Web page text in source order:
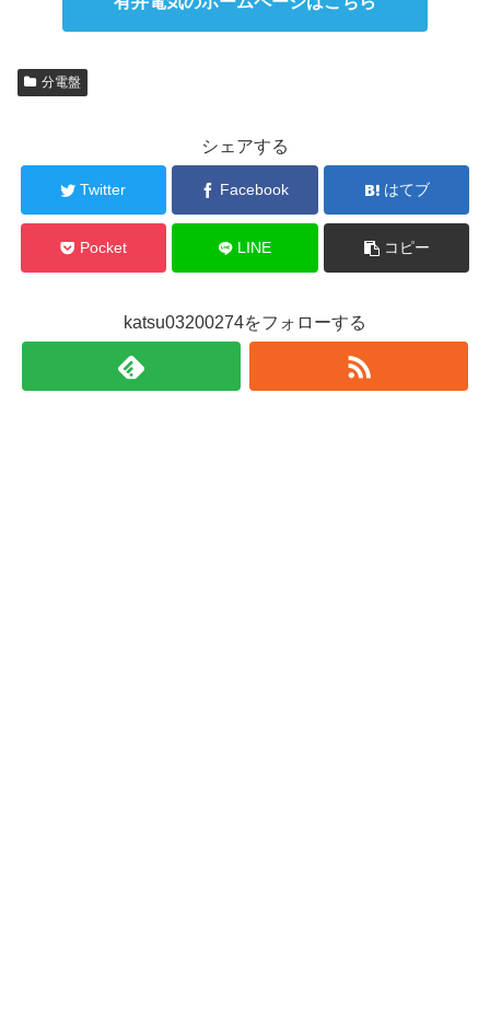
分電盤
シェアする
Twitter Facebook はてブ
Pocket LINE コピー
katsu03200274をフォローする